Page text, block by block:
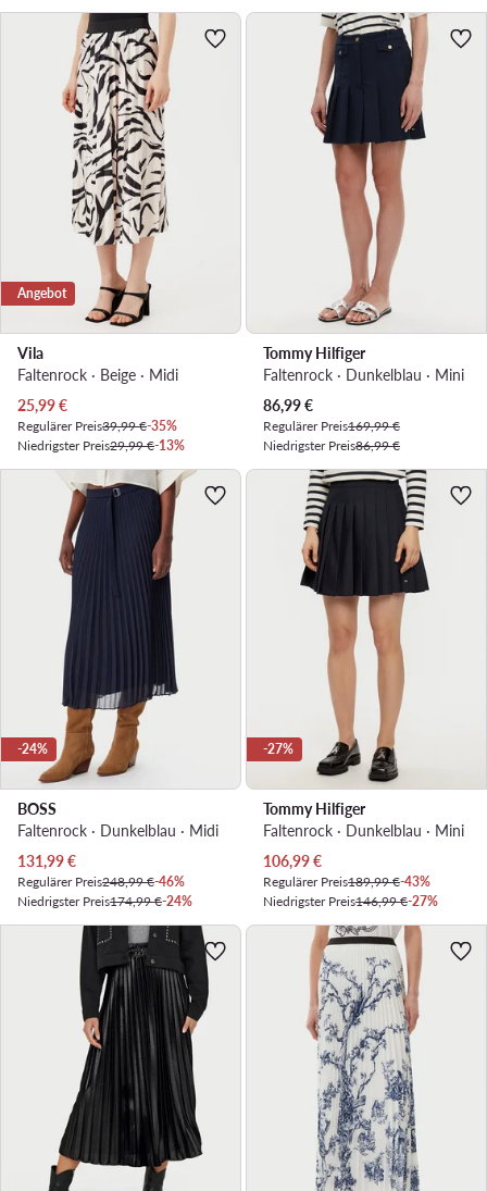
Angebot
Vila
Faltenrock · Beige · Midi
Aktueller Preis
25,99€
Regulärer Preis39,99 €-35%
Niedrigster Preis29,99 €-13%
Tommy Hilfiger
Faltenrock · Dunkelblau · Mini
Aktueller Preis
86,99€
Regulärer Preis169,99 €
Niedrigster Preis86,99 €
-24%
BOSS
Faltenrock · Dunkelblau · Midi
Aktueller Preis
131,99€
Regulärer Preis248,99 €-46%
Niedrigster Preis174,99 €-24%
-27%
Tommy Hilfiger
Faltenrock · Dunkelblau · Mini
Aktueller Preis
106,99€
Regulärer Preis189,99 €-43%
Niedrigster Preis146,99 €-27%